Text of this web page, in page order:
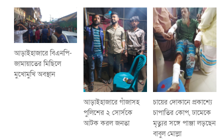
আড়াইহাজারে বিএনপি-
জামায়াতের মিছিলে
মুখোমুখি অবস্থান
আড়াইহাজারে গাঁজাসহ
পুলিশের ২ সোর্সকে
আটক করল জনতা
চায়ের দোকানে প্রকাশ্যে
চাপাতির কোপ, ঢামেকে
মৃত্যুর সঙ্গে পাঞ্জা লড়ছেন
বাবুল মোল্লা